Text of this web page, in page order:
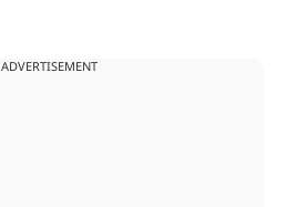
ADVERTISEMENT